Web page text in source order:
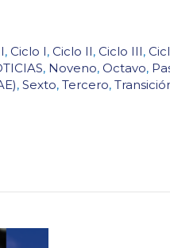
, Ciclo I, Ciclo II, Ciclo III,
, Noveno, Octavo,
, Sexto, Tercero,